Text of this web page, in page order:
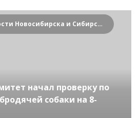
Криминальные новости Новосибирска и Сибирского региона
начал проверку по
собаки на 8-